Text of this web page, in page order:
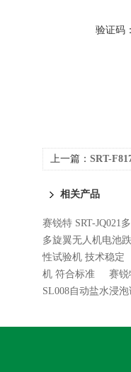
验证码
上一篇： SRT-
相关产品
赛锐特 SRT-JQ021
多旋翼无人机电池
性试验机 技术稳定
机 符合标准
赛锐
SL008自动盐水浸